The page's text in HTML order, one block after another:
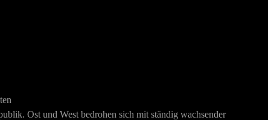
Ost und West bedrohen sich mit ständig wachsender